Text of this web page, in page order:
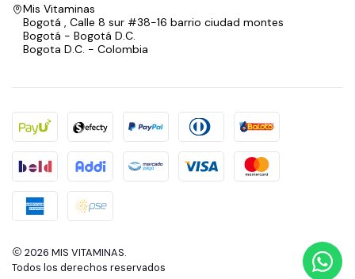
Mis Vitaminas
Bogotá , Calle 8 sur #38-16 barrio ciudad montes
Bogotá - Bogotá D.C.
Bogota D.C. - Colombia
2026 MIS VITAMINAS.
Todos los derechos reservados